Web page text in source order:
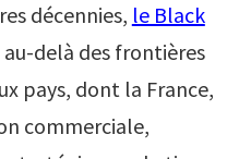
décennies, le Black
delà des frontières
pays, dont la France,
commerciale,